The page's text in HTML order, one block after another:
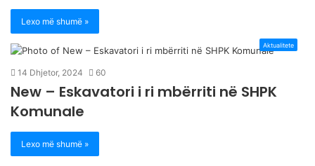
Lexo më shumë »
Aktualitete
14 Dhjetor, 2024 60
New – Eskavatori i ri mbërriti në SHPK
Komunale
Lexo më shumë »